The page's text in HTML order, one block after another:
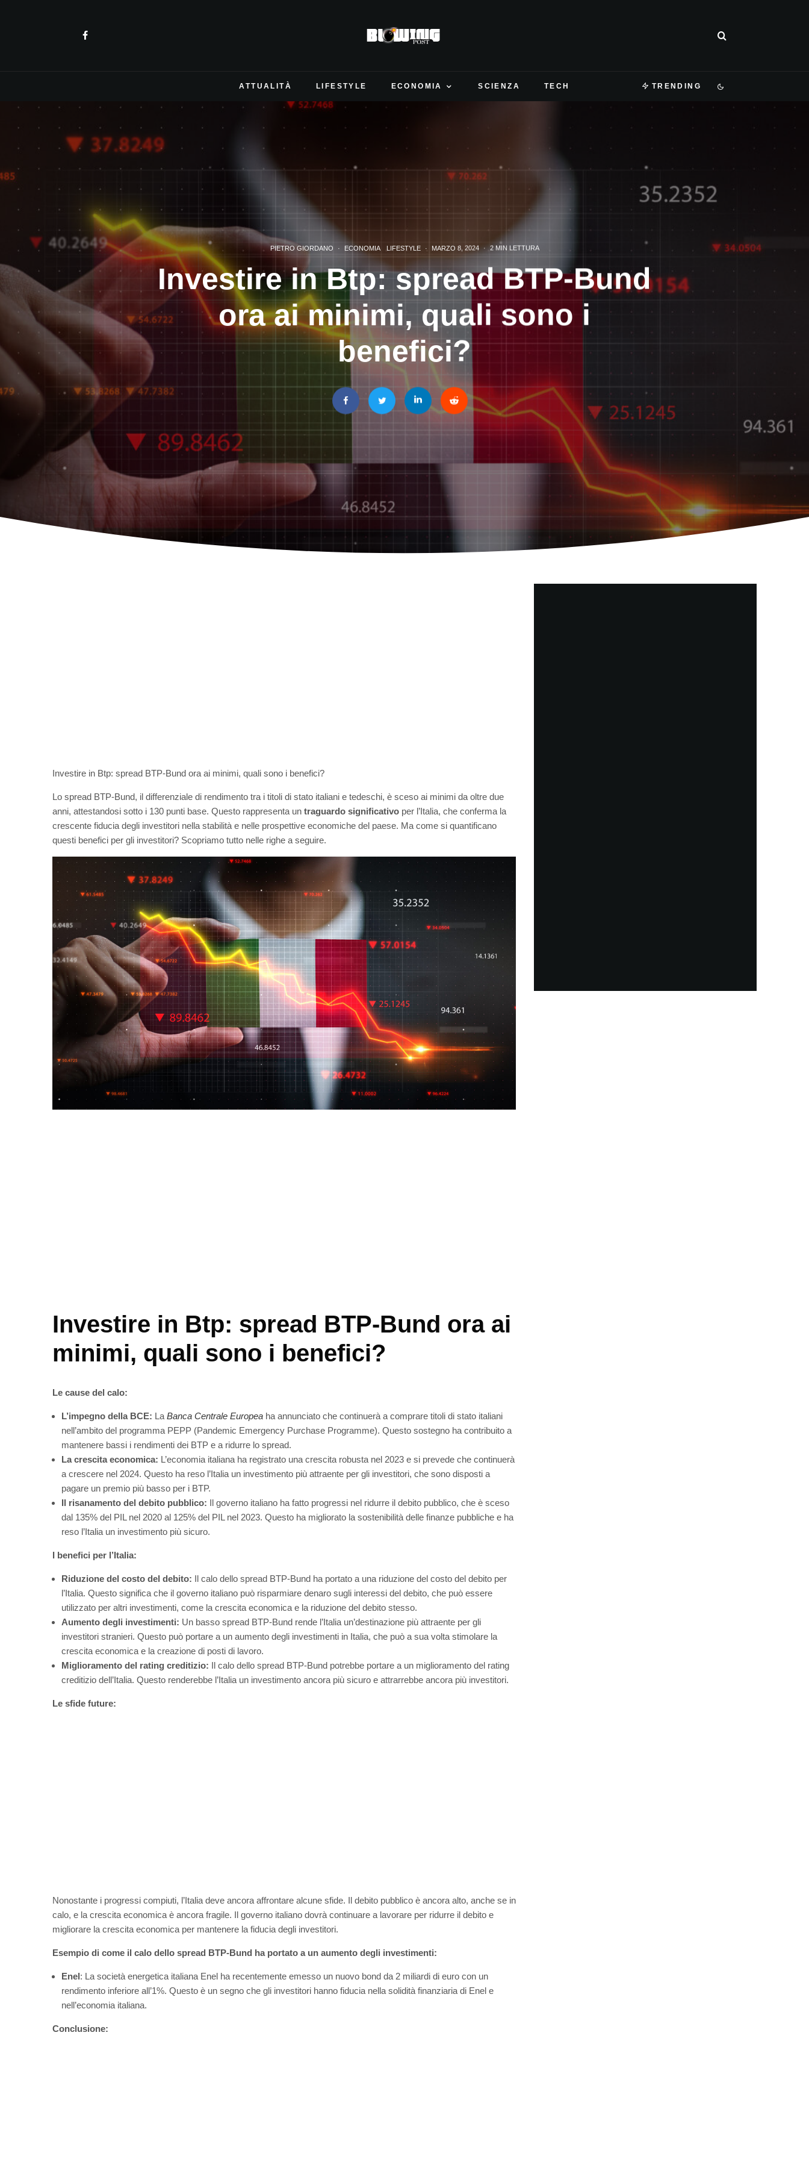
ATTUALITÀ LIFESTYLE ECONOMIA SCIENZA TECH TRENDING
PIETRO GIORDANO · ECONOMIA LIFESTYLE · MARZO 8, 2024 · 2 MIN LETTURA
Investire in Btp: spread BTP-Bund
ora ai minimi, quali sono i
benefici?
Investire in Btp: spread BTP-Bund ora ai minimi, quali sono i benefici?
Lo spread BTP-Bund, il differenziale di rendimento tra i titoli di stato italiani e tedeschi, è sceso ai minimi da oltre due
anni, attestandosi sotto i 130 punti base. Questo rappresenta un traguardo significativo per l’Italia, che conferma la
crescente fiducia degli investitori nella stabilità e nelle prospettive economiche del paese. Ma come si quantificano
questi benefici per gli investitori? Scopriamo tutto nelle righe a seguire.
Investire in Btp: spread BTP-Bund ora ai
minimi, quali sono i benefici?
Le cause del calo:
L’impegno della BCE: La Banca Centrale Europea ha annunciato che continuerà a comprare titoli di stato italiani
nell’ambito del programma PEPP (Pandemic Emergency Purchase Programme). Questo sostegno ha contribuito a
mantenere bassi i rendimenti dei BTP e a ridurre lo spread.
La crescita economica: L’economia italiana ha registrato una crescita robusta nel 2023 e si prevede che continuerà
a crescere nel 2024. Questo ha reso l’Italia un investimento più attraente per gli investitori, che sono disposti a
pagare un premio più basso per i BTP.
Il risanamento del debito pubblico: Il governo italiano ha fatto progressi nel ridurre il debito pubblico, che è sceso
dal 135% del PIL nel 2020 al 125% del PIL nel 2023. Questo ha migliorato la sostenibilità delle finanze pubbliche e ha
reso l’Italia un investimento più sicuro.
I benefici per l’Italia:
Riduzione del costo del debito: Il calo dello spread BTP-Bund ha portato a una riduzione del costo del debito per
l’Italia. Questo significa che il governo italiano può risparmiare denaro sugli interessi del debito, che può essere
utilizzato per altri investimenti, come la crescita economica e la riduzione del debito stesso.
Aumento degli investimenti: Un basso spread BTP-Bund rende l’Italia un’destinazione più attraente per gli
investitori stranieri. Questo può portare a un aumento degli investimenti in Italia, che può a sua volta stimolare la
crescita economica e la creazione di posti di lavoro.
Miglioramento del rating creditizio: Il calo dello spread BTP-Bund potrebbe portare a un miglioramento del rating
creditizio dell’Italia. Questo renderebbe l’Italia un investimento ancora più sicuro e attrarrebbe ancora più investitori.
Le sfide future:
Nonostante i progressi compiuti, l’Italia deve ancora affrontare alcune sfide. Il debito pubblico è ancora alto, anche se in
calo, e la crescita economica è ancora fragile. Il governo italiano dovrà continuare a lavorare per ridurre il debito e
migliorare la crescita economica per mantenere la fiducia degli investitori.
Esempio di come il calo dello spread BTP-Bund ha portato a un aumento degli investimenti:
Enel: La società energetica italiana Enel ha recentemente emesso un nuovo bond da 2 miliardi di euro con un
rendimento inferiore all’1%. Questo è un segno che gli investitori hanno fiducia nella solidità finanziaria di Enel e
nell’economia italiana.
Conclusione: